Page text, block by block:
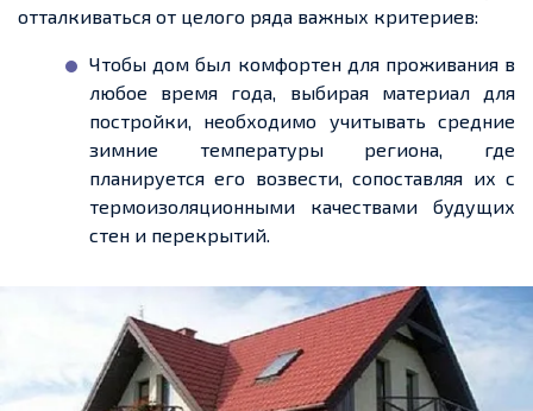
отталкиваться от целого ряда важных критериев:
Чтобы дом был комфортен для проживания в
любое время года, выбирая материал для
постройки, необходимо учитывать средние
зимние температуры региона, где
планируется его возвести, сопоставляя их с
термоизоляционными качествами будущих
стен и перекрытий.